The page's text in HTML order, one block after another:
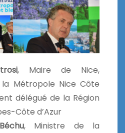
, Maire de Nice,
Métropole Nice Côte
délégué de la Région
Côte d’Azur
, Ministre de la